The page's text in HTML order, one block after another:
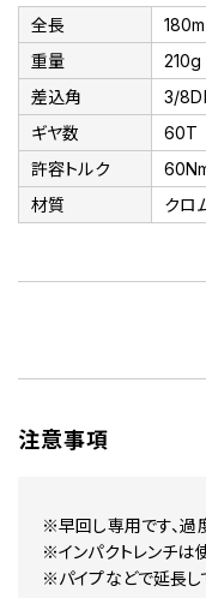
全長
重量
210g
差込角
3/
ギヤ数
60T
許容トルク
材質
クロ
注意事項
※早回し専用です、過
※インパクトレンチは
※パイプなどで延長し